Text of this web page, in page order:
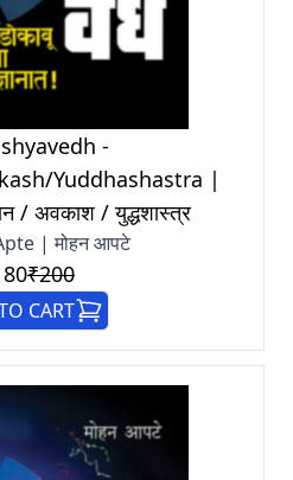
-
Yuddhashastra |
/ अवकाश / युद्धशास्त्र
| मोहन आपटे
₹200
CART